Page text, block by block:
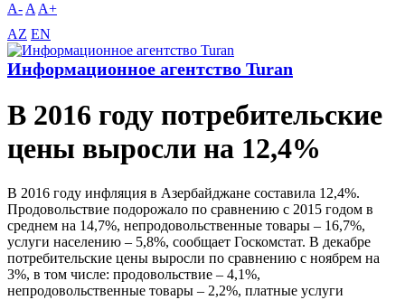
A- A A+
AZ EN
Информационное агентство Turan
В 2016 году потребительские
цены выросли на 12,4%
В 2016 году инфляция в Азербайджане составила 12,4%.
Продовольствие подорожало по сравнению с 2015 годом в
среднем на 14,7%, непродовольственные товары – 16,7%,
услуги населению – 5,8%, сообщает Госкомстат. В декабре
потребительские цены выросли по сравнению с ноябрем на
3%, в том числе: продовольствие – 4,1%,
непродовольственные товары – 2,2%, платные услуги